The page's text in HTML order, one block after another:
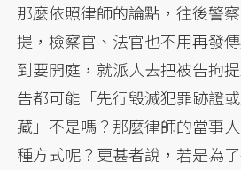
那麼依照律師的論點，往後警
提，檢察官、法官也不用再發
到要開庭，就派人去把被告拘
告都可能「先行毀滅犯罪跡證
藏」不是嗎？那麼律師的當事
種方式呢？更甚者說，若是為